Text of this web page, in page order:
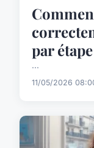
par étape
...
11/05/2026